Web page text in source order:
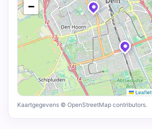
−
Leaflet
Kaartgegevens © OpenStreetMap contributors.